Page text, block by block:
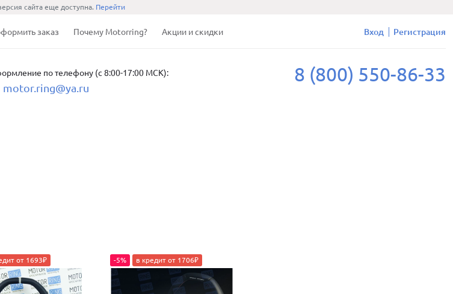
сайта еще доступна. Перейти
заказ Почему Motorring? Акции и скидки Вход Регистрация
по телефону (с 8:00-17:00 МСК):
motor.ring@ya.ru
8 (800) 550-86-33
от 1693₽ -5% в кредит от 1706₽